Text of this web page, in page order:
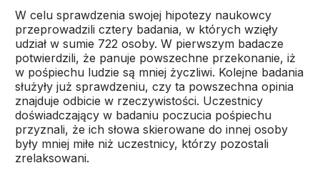
W celu sprawdzenia swojej hipotezy naukowcy
przeprowadzili cztery badania, w których wzięły
udział w sumie 722 osoby. W pierwszym badacze
potwierdzili, że panuje powszechne przekonanie, iż
w pośpiechu ludzie są mniej życzliwi. Kolejne badania
służyły już sprawdzeniu, czy ta powszechna opinia
znajduje odbicie w rzeczywistości. Uczestnicy
doświadczający w badaniu poczucia pośpiechu
przyznali, że ich słowa skierowane do innej osoby
były mniej miłe niż uczestnicy, którzy pozostali
zrelaksowani.